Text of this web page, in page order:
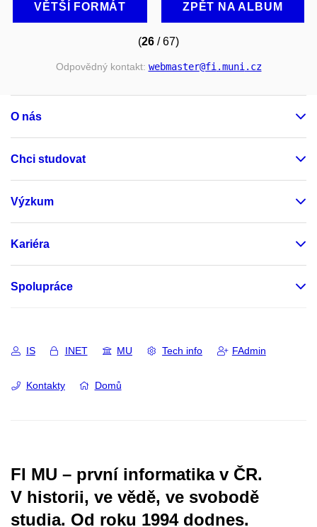
VĚTŠÍ FORMÁT ZPĚT NA ALBUM
(26 / 67)
Odpovědný kontakt: webmaster@fi.muni.cz
O nás
Chci studovat
Výzkum
Kariéra
Spolupráce
IS INET MU Tech info FAdmin
Kontakty Domů
FI MU – první informatika v ČR.
V historii, ve vědě, ve svobodě
studia. Od roku 1994 dodnes.